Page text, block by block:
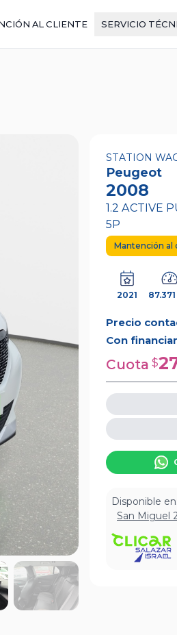
AL CLIENTE SERVICIO
STATION
Peugeot
2008
1.2 ACTIVE
5P
Mantención al
2021
Precio
Con
Cuota $
Disponible en:
San Miguel